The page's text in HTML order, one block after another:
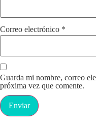
Correo electrónico *
Guarda mi nombre, correo
próxima vez que comente.